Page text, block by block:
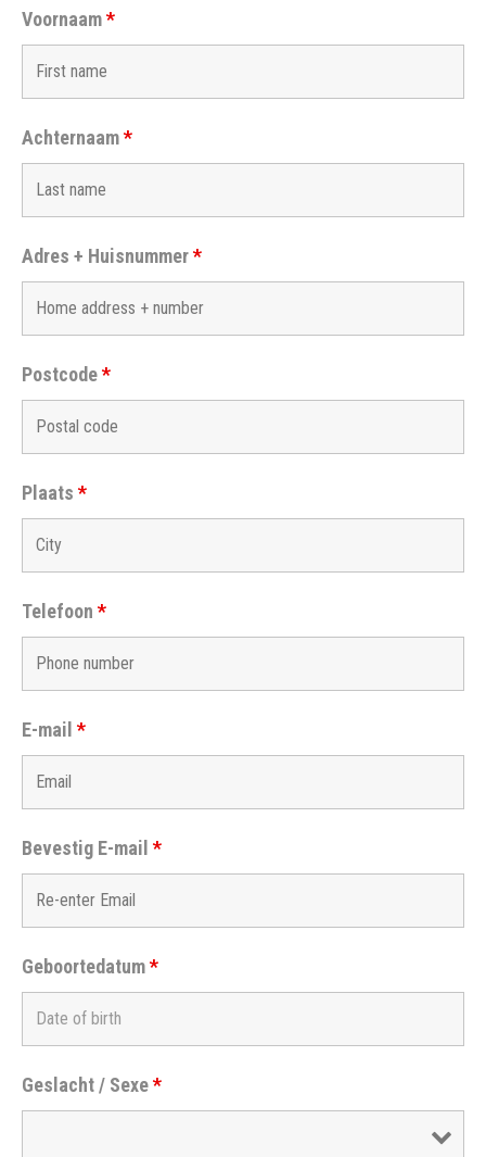
Voornaam*
Achternaam*
Adres + Huisnummer*
Postcode*
Plaats *
Telefoon *
E-mail *
Bevestig E-mail *
Geboortedatum*
Geslacht / Sexe*